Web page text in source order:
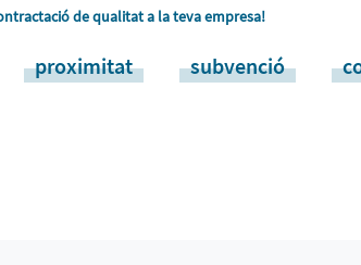
de qualitat a la teva empresa!
proximitat subvenció